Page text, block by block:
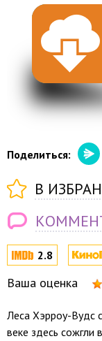
2.8
Ваша оценка
Леса Хэрроу-Вудс
веке здесь сожгли
Поделиться:
В